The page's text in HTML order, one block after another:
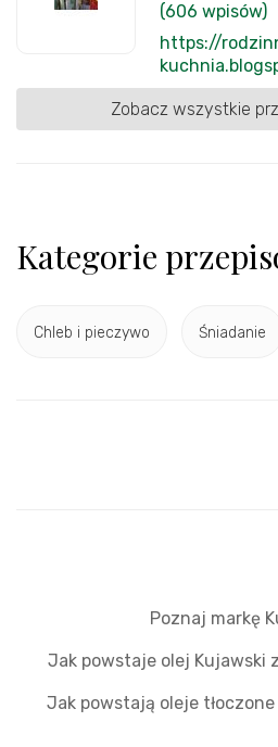
(606 wpisów)
https://
Zobacz wszystkie
Kategorie
Chleb i pieczywo Śniadanie
Poznaj markę
Jak powstaje olej Kujawski
Jak powstają oleje